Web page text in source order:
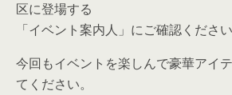
区に登場する
「イベント案内人」にご確認ください
今回もイベントを楽しんで豪華アイ
てください。